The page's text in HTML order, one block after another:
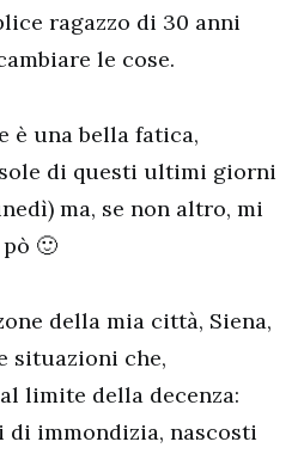
ragazzo di 30 anni
le cose.
è una bella fatica,
di questi ultimi giorni
ma, se non altro, mi
🙂
della mia città, Siena,
situazioni che,
limite della decenza:
immondizia, nascosti